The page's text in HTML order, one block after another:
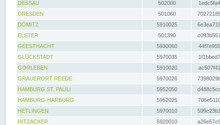
DESSAU
502000
DRESDEN
501060
DÖMITZ
5910025
ELSTER
501390
GEESTHACHT
5930060
GLÜCKSTADT
5970035
GORLEBEN
5910020
GRAUERORT REEDE
5970026
HAMBURG ST. PAULI
5952050
HAMBURG-HARBURG
5952025
HETLINGEN
5970010
HITZACKER
5920010